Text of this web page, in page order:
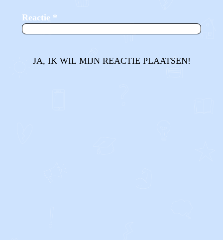
Reactie *
JA, IK WIL MIJN REACTIE PLAATSEN!